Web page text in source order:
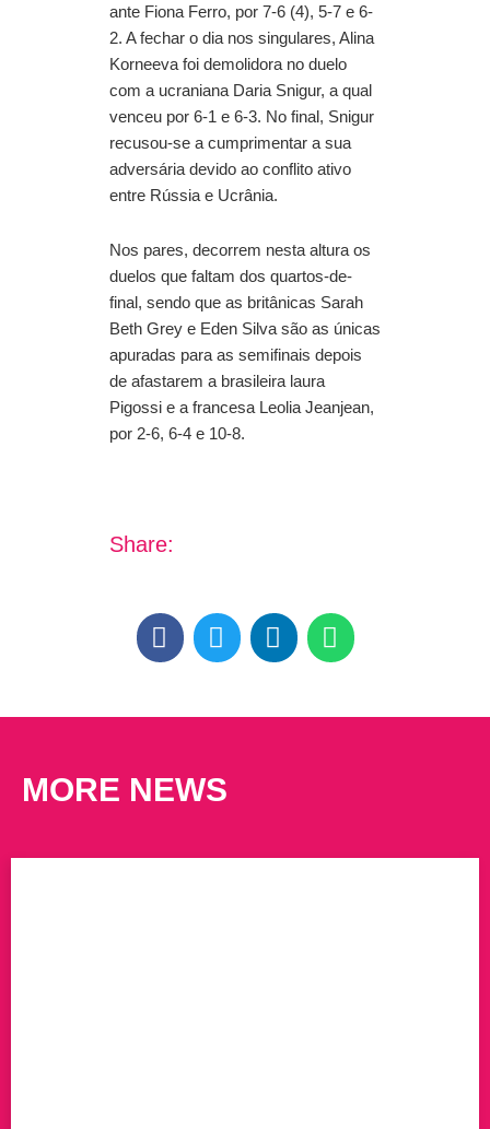
ante Fiona Ferro, por 7-6 (4), 5-7 e 6-
2. A fechar o dia nos singulares, Alina
Korneeva foi demolidora no duelo
com a ucraniana Daria Snigur, a qual
venceu por 6-1 e 6-3. No final, Snigur
recusou-se a cumprimentar a sua
adversária devido ao conflito ativo
entre Rússia e Ucrânia.
Nos pares, decorrem nesta altura os
duelos que faltam dos quartos-de-
final, sendo que as britânicas Sarah
Beth Grey e Eden Silva são as únicas
apuradas para as semifinais depois
de afastarem a brasileira laura
Pigossi e a francesa Leolia Jeanjean,
por 2-6, 6-4 e 10-8.
Share:
MORE NEWS